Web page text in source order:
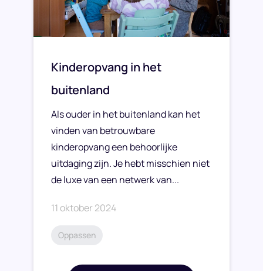
Kinderopvang in het
buitenland
Als ouder in het buitenland kan het
vinden van betrouwbare
kinderopvang een behoorlijke
uitdaging zijn. Je hebt misschien niet
de luxe van een netwerk van...
11 oktober 2024
Oppassen